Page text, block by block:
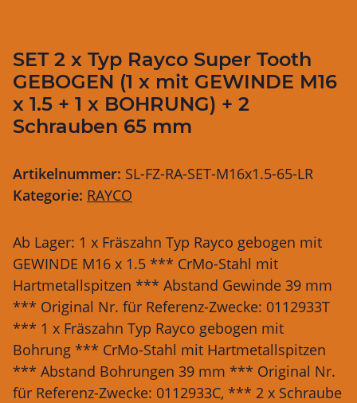
SET 2 x Typ Rayco Super Tooth
GEBOGEN (1 x mit GEWINDE M16
x 1.5 + 1 x BOHRUNG) + 2
Schrauben 65 mm
Artikelnummer: SL-FZ-RA-SET-M16x1.5-65-LR
Kategorie: RAYCO
Ab Lager: 1 x Fräszahn Typ Rayco gebogen mit
GEWINDE M16 x 1.5 *** CrMo-Stahl mit
Hartmetallspitzen *** Abstand Gewinde 39 mm
*** Original Nr. für Referenz-Zwecke: 0112933T
*** 1 x Fräszahn Typ Rayco gebogen mit
Bohrung *** CrMo-Stahl mit Hartmetallspitzen
*** Abstand Bohrungen 39 mm *** Original Nr.
für Referenz-Zwecke: 0112933C, *** 2 x Schraube